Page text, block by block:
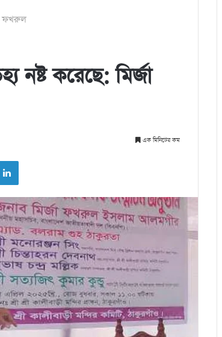
ফখরুল
নষ্ট করেছে: মির্জা
এক মিনিটের কম
LinkedIn